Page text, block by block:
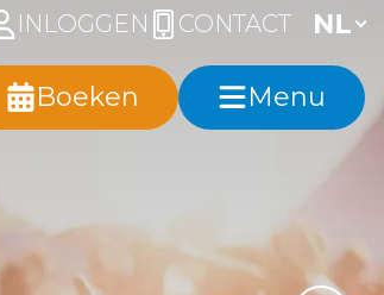
INLOGGEN CONTACT
Boeken Menu